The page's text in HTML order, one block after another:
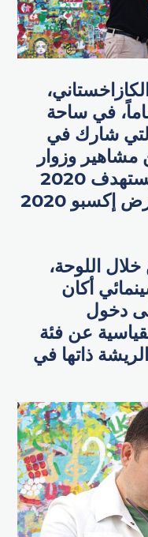
شيخيسلاموف 38 عاماً، في ساحة
شارك في
الآن 1890 من مشاهير وزوار
192 دولة، مشيراً إلى أنه يستهدف 2020
مشاركاً في رمزية إلى معرض إكسبو 2020
اللوحة،
أكان
إلى دخول
عن فئة
ذاتها في